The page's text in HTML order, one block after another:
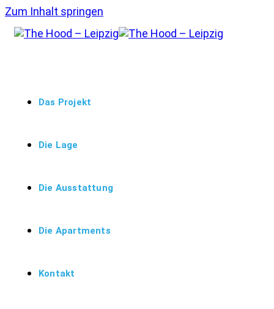
Zum Inhalt springen
Das Projekt
Die Lage
Die Ausstattung
Die Apartments
Kontakt